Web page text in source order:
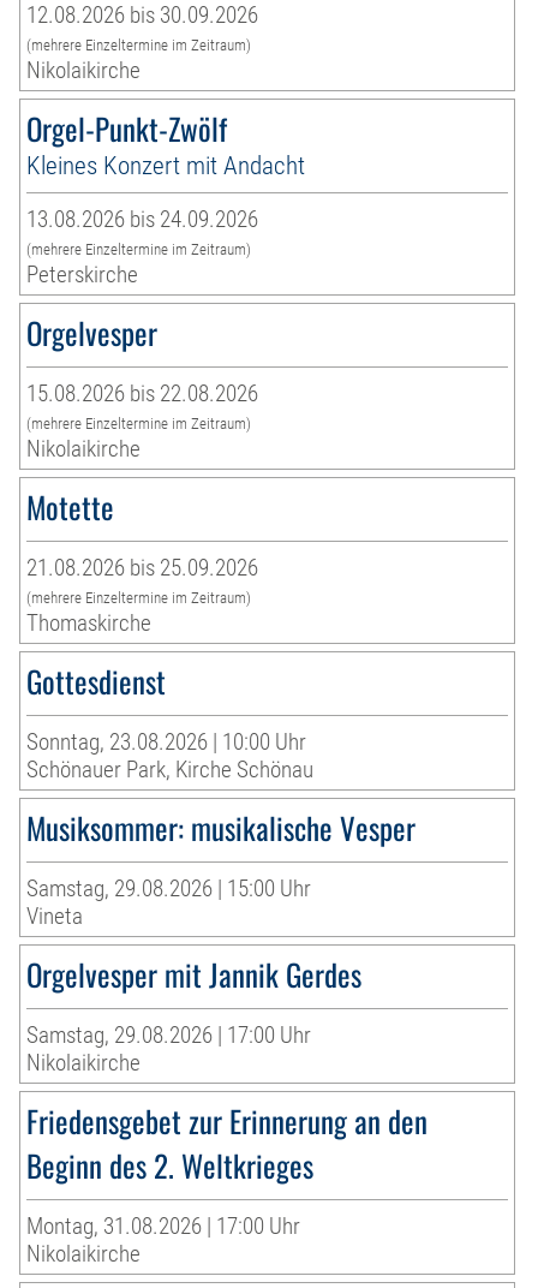
12.08.2026 bis 30.09.2026
(mehrere Einzeltermine im Zeitraum)
Nikolaikirche
Orgel-Punkt-Zwölf
Kleines Konzert mit Andacht
13.08.2026 bis 24.09.2026
(mehrere Einzeltermine im Zeitraum)
Peterskirche
Orgelvesper
15.08.2026 bis 22.08.2026
(mehrere Einzeltermine im Zeitraum)
Nikolaikirche
Motette
21.08.2026 bis 25.09.2026
(mehrere Einzeltermine im Zeitraum)
Thomaskirche
Gottesdienst
Sonntag, 23.08.2026 | 10:00 Uhr
Schönauer Park, Kirche Schönau
Musiksommer: musikalische Vesper
Samstag, 29.08.2026 | 15:00 Uhr
Vineta
Orgelvesper mit Jannik Gerdes
Samstag, 29.08.2026 | 17:00 Uhr
Nikolaikirche
Friedensgebet zur Erinnerung an den
Beginn des 2. Weltkrieges
Montag, 31.08.2026 | 17:00 Uhr
Nikolaikirche